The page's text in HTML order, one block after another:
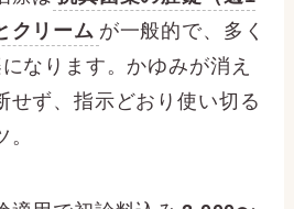
クリーム が一般的で、多く
なります。かゆみが消え
せず、指示どおり使い切る